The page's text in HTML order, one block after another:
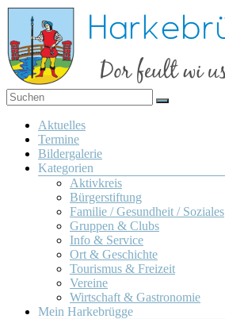
Zum
Inhalt
springen
Harkebrügge
Dor
feult
wi us
wohl!
Menü
Aktuelles
Termine
Bildergalerie
Kategorien
Aktivkreis
Bürgerstiftung
Familie / Gesundheit / Soziales
Gruppen & Clubs
Info & Service
Ort & Geschichte
Tourismus & Freizeit
Vereine
Wirtschaft & Gastronomie
Mein Harkebrügge